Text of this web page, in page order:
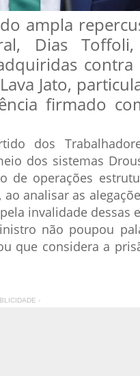
ampla
Dias
Jato,
firmado
dos
dos sistemas
de operações
analisar as
invalidade dessas
não poupou
que considera a
-